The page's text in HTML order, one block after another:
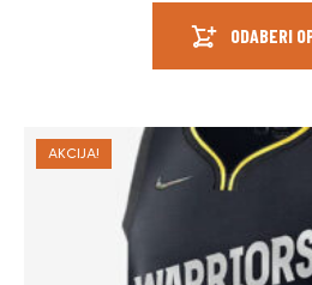
ODABERI
AKCIJA!